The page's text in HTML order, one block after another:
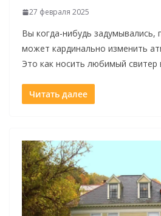
27 февраля 2025
Вы когда-нибудь задумывались,
может кардинально изменить
Это как носить любимый
Читать далее